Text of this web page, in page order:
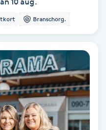
Branschorg.